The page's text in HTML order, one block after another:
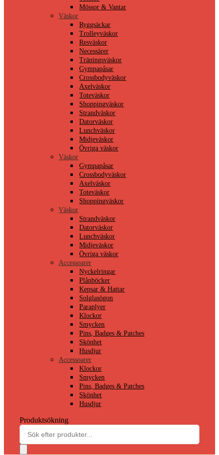
Mössor & Vantar
Väskor
Ryggsäckar
Trolleyväskor
Resväskor
Necessärer
Träningsväskor
Gympapåsar
Crossbodyväskor
Axelväskor
Toteväskor
Shoppingväskor
Strandväskor
Datorväskor
Lunchväskor
Midjeväskor
Övriga väskor
Väskor
Gympapåsar
Crossbodyväskor
Axelväskor
Toteväskor
Shoppingväskor
Väskor
Strandväskor
Datorväskor
Lunchväskor
Midjeväskor
Övriga väskor
Accessoarer
Nyckelringar
Plånböcker
Kepsar & Hattar
Solglasögon
Paraplyer
Klockor
Smycken
Pins, Badges & Patches
Skönhet
Husdjur
Accessoarer
Klockor
Smycken
Pins, Badges & Patches
Skönhet
Husdjur
Produktsökning